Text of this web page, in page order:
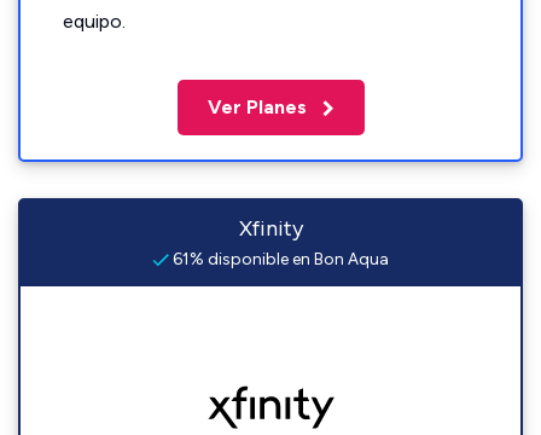
equipo.
Ver Planes
Xfinity
61% disponible en Bon Aqua